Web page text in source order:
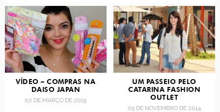
VÍDEO – COMPRAS NA
DAISO JAPAN
02 DE MARÇO DE 2015
UM PASSEIO PELO
CATARINA FASHION
OUTLET
05 DE NOVEMBRO DE 2014